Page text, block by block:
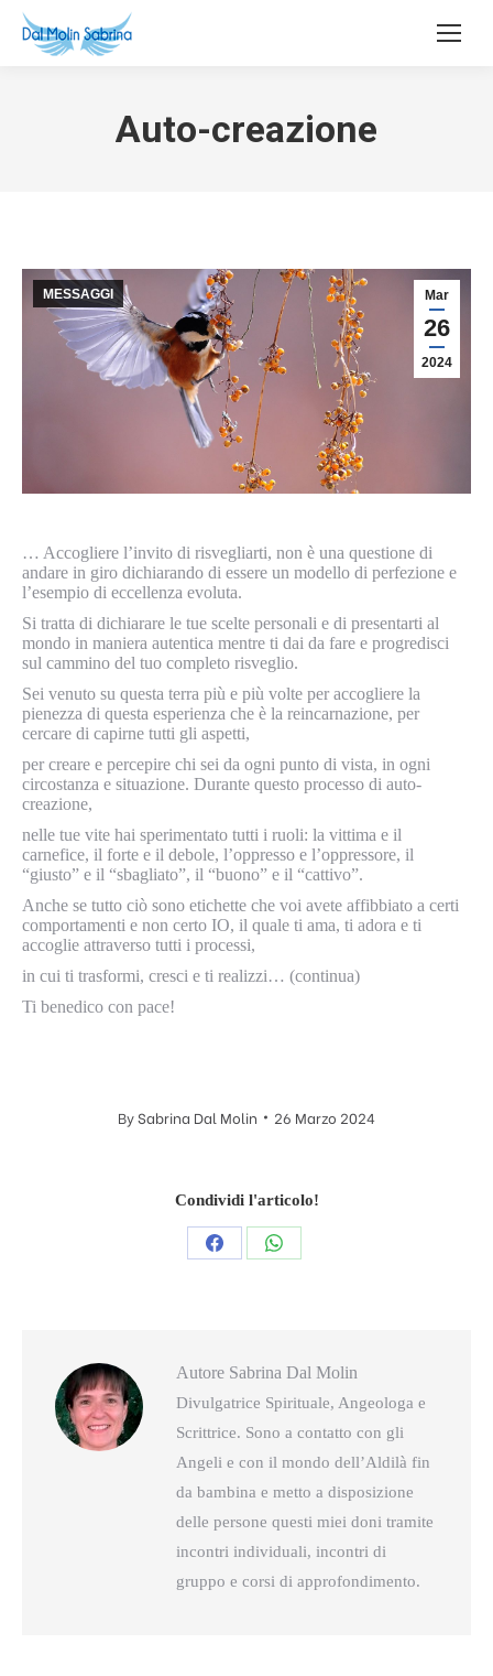
Auto-creazione
Mar
26
2024
MESSAGGI
… Accogliere l’invito di risvegliarti, non è una questione di
andare in giro dichiarando di essere un modello di perfezione e
l’esempio di eccellenza evoluta.
Si tratta di dichiarare le tue scelte personali e di presentarti al
mondo in maniera autentica mentre ti dai da fare e progredisci
sul cammino del tuo completo risveglio.
Sei venuto su questa terra più e più volte per accogliere la
pienezza di questa esperienza che è la reincarnazione, per
cercare di capirne tutti gli aspetti,
per creare e percepire chi sei da ogni punto di vista, in ogni
circostanza e situazione. Durante questo processo di auto-
creazione,
nelle tue vite hai sperimentato tutti i ruoli: la vittima e il
carnefice, il forte e il debole, l’oppresso e l’oppressore, il
“giusto” e il “sbagliato”, il “buono” e il “cattivo”.
Anche se tutto ciò sono etichette che voi avete affibbiato a certi
comportamenti e non certo IO, il quale ti ama, ti adora e ti
accoglie attraverso tutti i processi,
in cui ti trasformi, cresci e ti realizzi… (continua)
Ti benedico con pace!
BySabrina Dal Molin 26 Marzo 2024
Condividi l'articolo!
CondividiCondividi
Autore Sabrina Dal Molin
Divulgatrice Spirituale, Angeologa e
Scrittrice. Sono a contatto con gli
Angeli e con il mondo dell’Aldilà fin
da bambina e metto a disposizione
delle persone questi miei doni tramite
incontri individuali, incontri di
gruppo e corsi di approfondimento.